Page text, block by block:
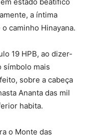
a íntima
caminho Hinayana.
19 HPB, ao dizer-
símbolo mais
sobre a cabeça
Ananta das mil
habita.
o Monte das